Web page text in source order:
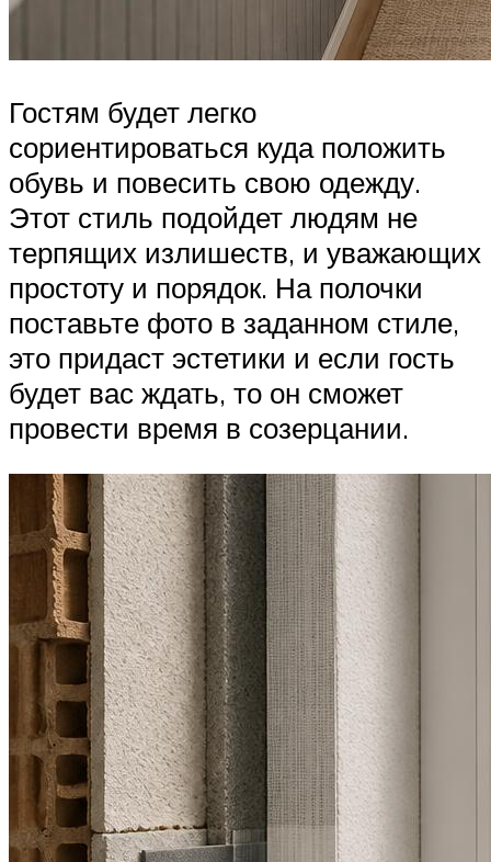
Гостям будет легко
сориентироваться куда положить
обувь и повесить свою одежду.
Этот стиль подойдет людям не
терпящих излишеств, и уважающих
простоту и порядок. На полочки
поставьте фото в заданном стиле,
это придаст эстетики и если гость
будет вас ждать, то он сможет
провести время в созерцании.